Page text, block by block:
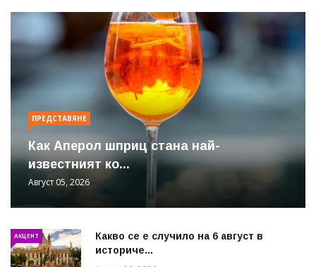
ПРЕДСТАВЯНЕ
Как Аперол шприц стана най-
известният ко...
Август 05, 2026
АКЦЕНТ
Какво се е случило на 6 август в
историче...